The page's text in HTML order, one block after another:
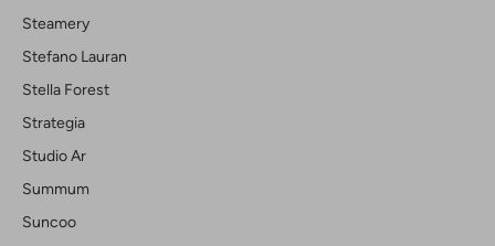
Steamery
Stefano Lauran
Stella Forest
Strategia
Studio Ar
Summum
Suncoo